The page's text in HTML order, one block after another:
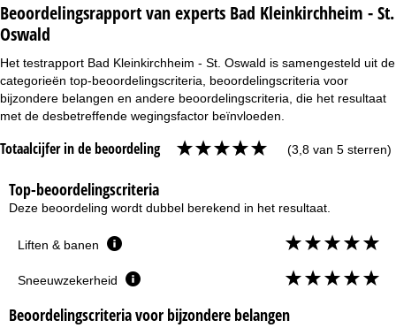
Beoordelingsrapport van experts Bad Kleinkirchheim - St.
Oswald
Het testrapport Bad Kleinkirchheim - St. Oswald is samengesteld uit de
categorieën top-beoordelingscriteria, beoordelingscriteria voor
bijzondere belangen en andere beoordelingscriteria, die het resultaat
met de desbetreffende wegingsfactor beïnvloeden.
Totaalcijfer in de beoordeling (3,8 van 5 sterren)
Top-beoordelingscriteria
Deze beoordeling wordt dubbel berekend in het resultaat.
Liften & banen
Sneeuwzekerheid
Beoordelingscriteria voor bijzondere belangen